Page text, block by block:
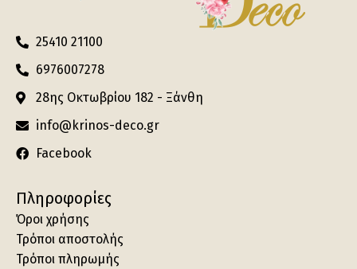
25410 21100
6976007278
28ης Οκτωβρίου 182 - Ξάνθη
info@krinos-deco.gr
Facebook
Πληροφορίες
Όροι χρήσης
Τρόποι αποστολής
Τρόποι πληρωμής